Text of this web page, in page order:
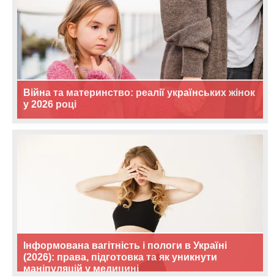
Війна та материнство: реалії українських жінок
у 2026 році
Інформована вагітність і пологи в Україні
(2026): права, підготовка та як уникнути
маніпуляцій у медицині